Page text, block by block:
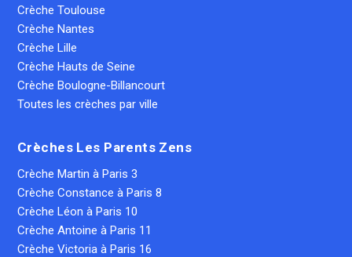
Crèche Toulouse
Crèche Nantes
Crèche Lille
Crèche Hauts de Seine
Crèche Boulogne-Billancourt
Toutes les crèches par ville
Crèches Les Parents Zens
Crèche Martin à Paris 3
Crèche Constance à Paris 8
Crèche Léon à Paris 10
Crèche Antoine à Paris 11
Crèche Victoria à Paris 16